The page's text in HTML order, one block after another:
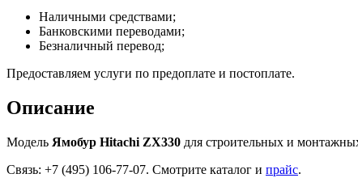
Наличными средствами;
Банковскими переводами;
Безналичный перевод;
Предоставляем услуги по предоплате и постоплате.
Описание
Модель Ямобур Hitachi ZX330 для строительных и
Связь: +7 (495) 106-77-07. Смотрите каталог и прайс.